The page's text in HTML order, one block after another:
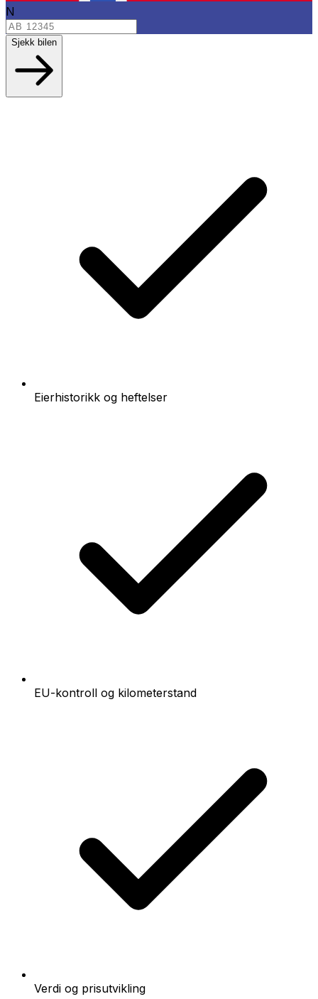
N
Sjekk bilen
Eierhistorikk og heftelser
EU-kontroll og kilometerstand
Verdi og prisutvikling